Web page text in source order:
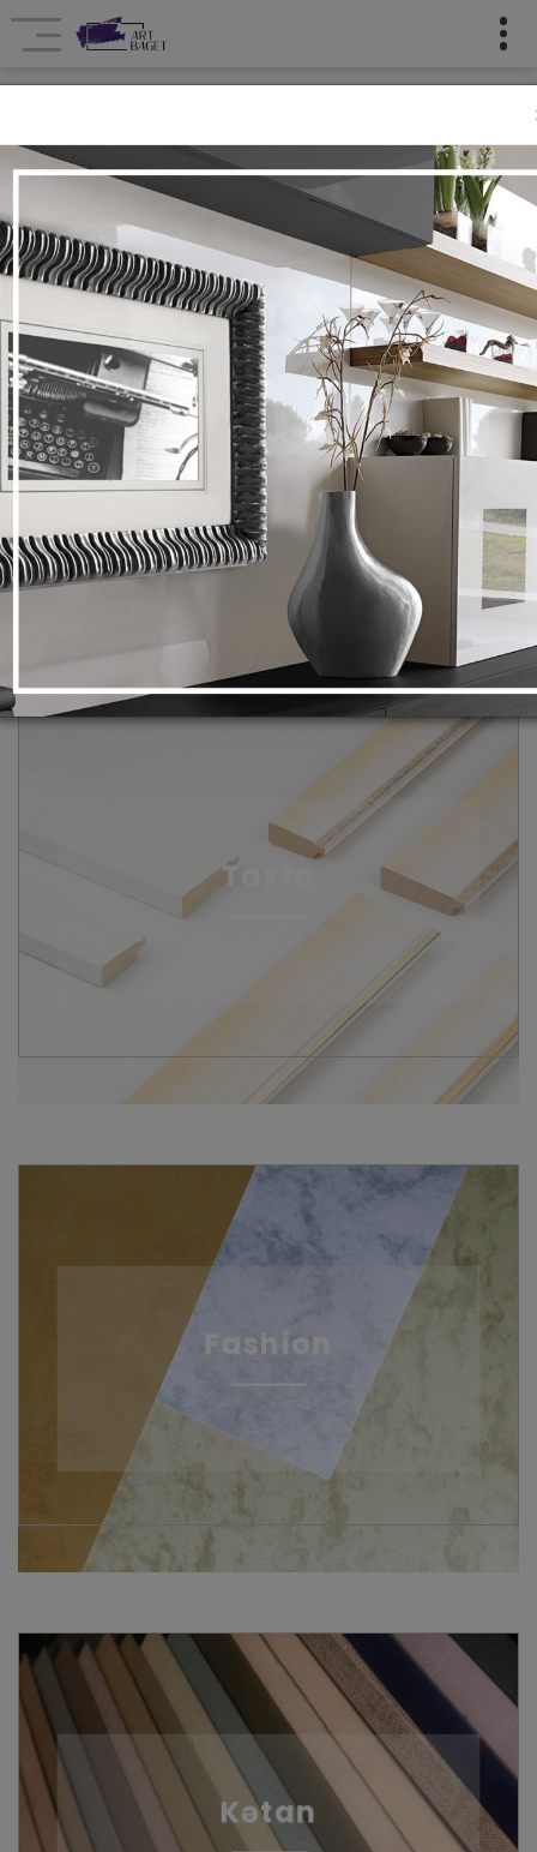
Çərçivə Emalatxanası
Ana səhifə Çərçivə emalatxanası
ÇƏRÇIVƏLƏR
SLIPLƏR
PASPARTULAR
GÜZGÜLƏR VƏ ŞÜŞƏLƏR
ASMA SISTEMI
Taxta
Fashion
Kətan